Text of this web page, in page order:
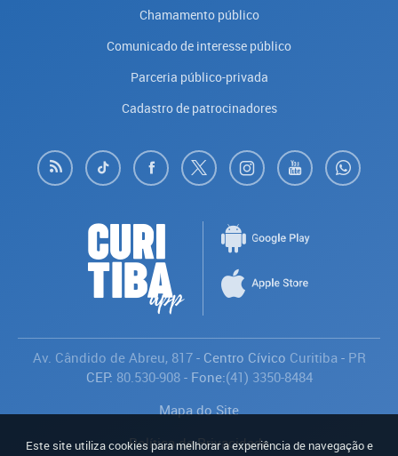
Chamamento público
Comunicado de interesse público
Parceria público-privada
Cadastro de patrocinadores
Av. Cândido de Abreu, 817- Centro Cívico Curitiba - PR
CEP: 80.530-908- Fone:(41) 3350-8484
Mapa do Site
Política de Privacidade
Este site utiliza cookies para melhorar a experiência de navegação e